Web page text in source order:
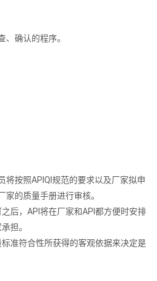
、确认的程序。
将按照APIQI规范的要求以及厂家拟申
家的质量手册进行审核。
后，API将在厂家和API都方便时安排
担。
准符合性所获得的客观依据来决定是